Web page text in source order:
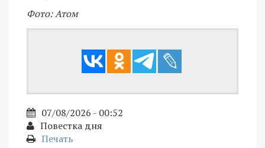
Фото: Атом
07/08/2026 - 00:52
Повестка дня
Печать